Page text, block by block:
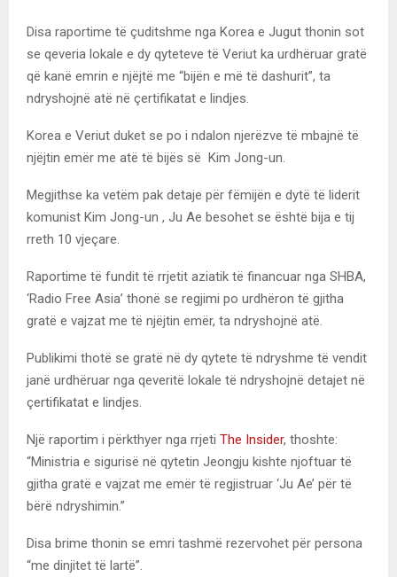
Disa raportime të çuditshme nga Korea e Jugut thonin sot
se qeveria lokale e dy qyteteve të Veriut ka urdhëruar gratë
që kanë emrin e njëjtë me “bijën e më të dashurit”, ta
ndryshojnë atë në çertifikatat e lindjes.
Korea e Veriut duket se po i ndalon njerëzve të mbajnë të
njëjtin emër me atë të bijës së Kim Jong-un.
Megjithse ka vetëm pak detaje për fëmijën e dytë të liderit
komunist Kim Jong-un , Ju Ae besohet se është bija e tij
rreth 10 vjeçare.
Raportime të fundit të rrjetit aziatik të financuar nga SHBA,
‘Radio Free Asia’ thonë se regjimi po urdhëron të gjitha
gratë e vajzat me të njëjtin emër, ta ndryshojnë atë.
Publikimi thotë se gratë në dy qytete të ndryshme të vendit
janë urdhëruar nga qeveritë lokale të ndryshojnë detajet në
çertifikatat e lindjes.
Një raportim i përkthyer nga rrjeti The Insider, thoshte:
“Ministria e sigurisë në qytetin Jeongju kishte njoftuar të
gjitha gratë e vajzat me emër të regjistruar ‘Ju Ae’ për të
bërë ndryshimin.”
Disa brime thonin se emri tashmë rezervohet për persona
“me dinjitet të lartë”.